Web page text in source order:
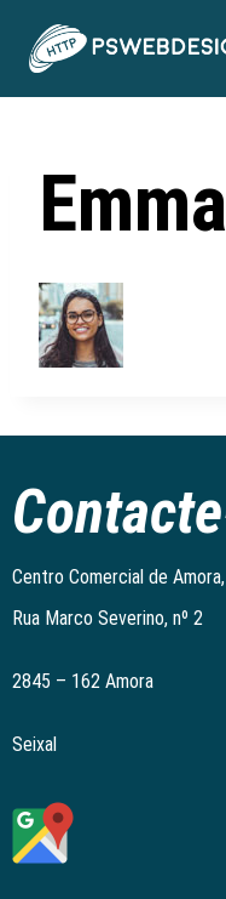
Centro Comercial de
Rua Marco Severino, nº 2
2845 – 162 Amora
Seixal